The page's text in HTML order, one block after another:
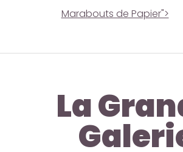
Marabouts de Papier">
La